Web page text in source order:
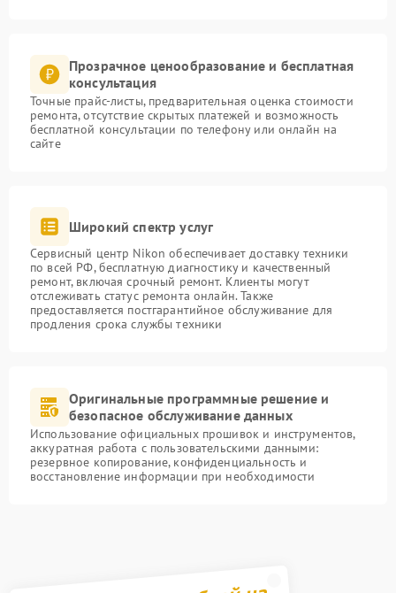
Прозрачное ценообразование и бесплатная
консультация
Точные прайс-листы, предварительная оценка стоимости
ремонта, отсутствие скрытых платежей и возможность
бесплатной консультации по телефону или онлайн на
сайте
Широкий спектр услуг
Сервисный центр Nikon обеспечивает доставку техники
по всей РФ, бесплатную диагностику и качественный
ремонт, включая срочный ремонт. Клиенты могут
отслеживать статус ремонта онлайн. Также
предоставляется постгарантийное обслуживание для
продления срока службы техники
Оригинальные программные решение и
безопасное обслуживание данных
Использование официальных прошивок и инструментов,
аккуратная работа с пользовательскими данными:
резервное копирование, конфиденциальность и
восстановление информации при необходимости